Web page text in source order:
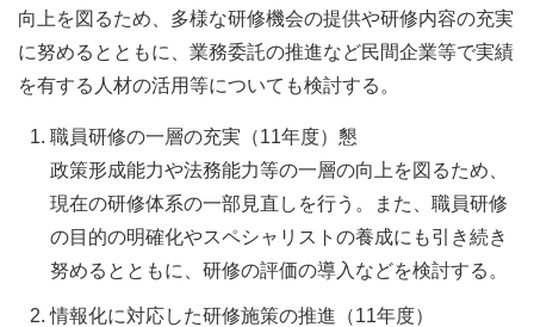
向上を図るため、多様な研修機会の提供や研修内容の充実
に努めるとともに、業務委託の推進など民間企業等で実績
を有する人材の活用等についても検討する。
職員研修の一層の充実（11年度）懇
政策形成能力や法務能力等の一層の向上を図るため、
現在の研修体系の一部見直しを行う。また、職員研修
の目的の明確化やスペシャリストの養成にも引き続き
努めるとともに、研修の評価の導入などを検討する。
情報化に対応した研修施策の推進（11年度）